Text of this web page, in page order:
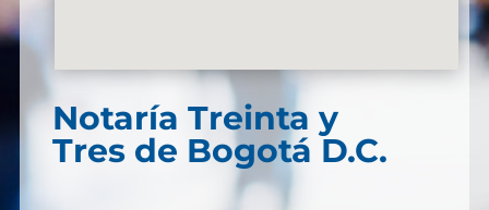
Notaría Treinta y
Tres de Bogotá D.C.